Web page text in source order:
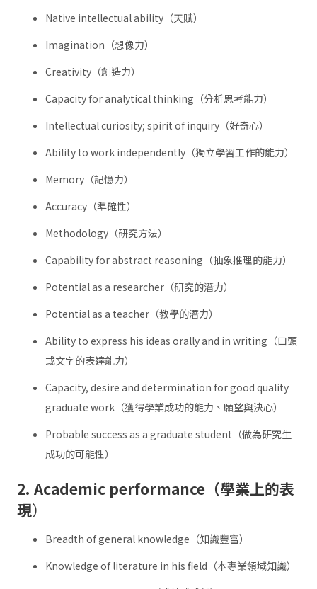
Native intellectual ability（天賦）
Imagination（想像力）
Creativity（創造力）
Capacity for analytical thinking（分析思考能力）
Intellectual curiosity; spirit of inquiry（好奇心）
Ability to work independently（獨立學習工作的能力）
Memory（記憶力）
Accuracy（準確性）
Methodology（研究方法）
Capability for abstract reasoning（抽象推理的能力）
Potential as a researcher（研究的潛力）
Potential as a teacher（教學的潛力）
Ability to express his ideas orally and in writing（口頭
或文字的表達能力）
Capacity, desire and determination for good quality
graduate work（獲得學業成功的能力、願望與決心）
Probable success as a graduate student（做為研究生
成功的可能性）
2. Academic performance（學業上的表
現）
Breadth of general knowledge（知識豐富）
Knowledge of literature in his field（本專業領域知識）